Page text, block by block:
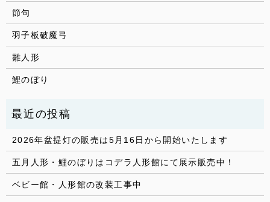
節句
羽子板破魔弓
雛人形
鯉のぼり
2026年盆提灯の販売は5月16日から開始いたします
五月人形・鯉のぼりはコデラ人形館にて展示販売中！
ベビー館・人形館の改装工事中